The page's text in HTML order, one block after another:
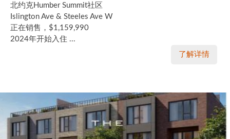
北约克Humber Summit社区
Islington Ave & Steeles Ave W
正在销售，$1,159,990
2024年开始入住 ...
了解详情